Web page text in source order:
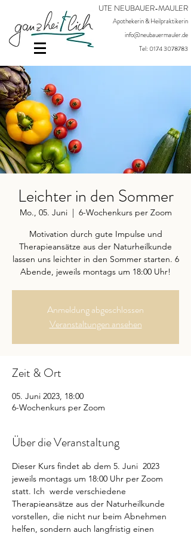
UTE NEUBAUER-MAULER
Apothekerin & Heilpraktikerin
info@neubauermauler.de
Tel:0174 3078783
Leichter in den Sommer
Mo., 05. Juni
  |
6-Wochenkurs per Zoom
Motivation durch gute Impulse und
Therapieansätze aus der Naturheilkunde
lassen uns leichter in den Sommer starten. 6
Abende, jeweils montags um 18:00 Uhr!
Anmeldung abgeschlossen
Veranstaltungen ansehen
Zeit & Ort
05. Juni 2023, 18:00
6-Wochenkurs per Zoom
Über die Veranstaltung
Dieser Kurs findet ab dem 5. Juni  2023
jeweils montags um 18:00 Uhr per Zoom
statt. Ich  werde verschiedene
Therapieansätze aus der Naturheilkunde
vorstellen, die nicht nur beim Abnehmen
helfen, sondern auch langfristig einen